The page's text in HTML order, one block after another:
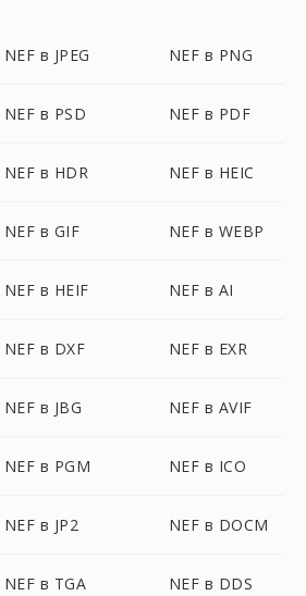
NEF в JPEG NEF в PNG
NEF в PSD NEF в PDF
NEF в HDR NEF в HEIC
NEF в GIF NEF в WEBP
NEF в HEIF NEF в AI
NEF в DXF NEF в EXR
NEF в JBG NEF в AVIF
NEF в PGM NEF в ICO
NEF в JP2 NEF в DOCM
NEF в TGA NEF в DDS